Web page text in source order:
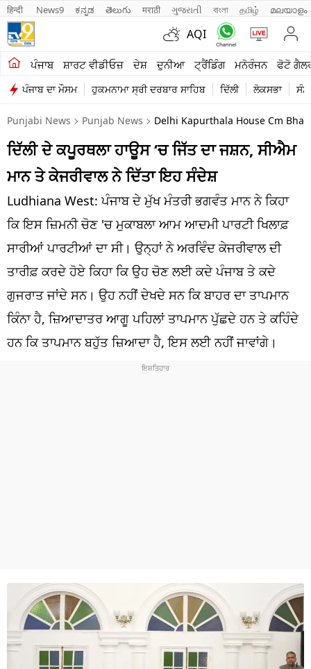
हिन्दी News9 ಕನ್ನಡ తెలుగు मराठी ગુજરાતી বাংলা தமிழ் മലയാളം
AQI
ਪੰਜਾਬ ਸ਼ਾਰਟ ਵੀਡੀਓਜ਼ ਦੇਸ਼ ਦੁਨੀਆ ਟ੍ਰੈਂਡਿੰਗ ਮਨੋਰੰਜਨ ਫੋਟੋ
ਪੰਜਾਬ ਦਾ ਮੌਸਮ ਹੁਕਮਨਾਮਾ ਸ੍ਰੀ ਦਰਬਾਰ ਸਾਹਿਬ ਦਿੱਲੀ ਲੋਕਸਭਾ
ਖੇਤੀਬਾੜੀ
ਸ਼ਾਰਟ ਵੀਡੀਓਜ਼
ਕਾਰੋਬਾਰ
ਕਰਿਅਰ
ਮਨੋਰੰਜਨ
ਦੇਸ਼
ਲਾਈਫ ਸਟਾਈਲ
ਧਰਮ
ਖੇਡਾਂ
Punjabi News Punjab News Delhi Kapurthala House Cm
ਦਿੱਲੀ ਦੇ ਕਪੂਰਥਲਾ ਹਾਊਸ ‘ਚ ਜਿੱਤ ਦਾ ਜਸ਼ਨ, ਸੀਐਮ
ਮਾਨ ਤੇ ਕੇਜਰੀਵਾਲ ਨੇ ਦਿੱਤਾ ਇਹ ਸੰਦੇਸ਼
Ludhiana West: ਪੰਜਾਬ ਦੇ ਮੁੱਖ ਮੰਤਰੀ ਭਗਵੰਤ ਮਾਨ ਨੇ ਕਿਹਾ
ਕਿ ਇਸ ਜ਼ਿਮਨੀ ਚੋਣ 'ਚ ਮੁਕਾਬਲਾ ਆਮ ਆਦਮੀ ਪਾਰਟੀ ਖਿਲਾਫ਼
ਸਾਰੀਆਂ ਪਾਰਟੀਆਂ ਦਾ ਸੀ। ਉਨ੍ਹਾਂ ਨੇ ਅਰਵਿੰਦ ਕੇਜਰੀਵਾਲ ਦੀ
ਤਾਰੀਫ਼ ਕਰਦੇ ਹੋਏ ਕਿਹਾ ਕਿ ਉਹ ਚੋਣ ਲਈ ਕਦੇ ਪੰਜਾਬ ਤੇ ਕਦੇ
ਗੁਜਰਾਤ ਜਾਂਦੇ ਸਨ। ਉਹ ਨਹੀਂ ਦੇਖਦੇ ਸਨ ਕਿ ਬਾਹਰ ਦਾ ਤਾਪਮਾਨ
ਕਿੰਨਾ ਹੈ, ਜ਼ਿਆਦਾਤਰ ਆਗੂ ਪਹਿਲਾਂ ਤਾਪਮਾਨ ਪੁੱਛਦੇ ਹਨ ਤੇ ਕਹਿੰਦੇ
ਹਨ ਕਿ ਤਾਪਮਾਨ ਬਹੁੱਤ ਜ਼ਿਆਦਾ ਹੈ, ਇਸ ਲਈ ਨਹੀਂ ਜਾਵਾਂਗੇ।